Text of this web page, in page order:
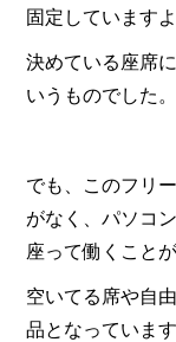
固定していますよ
決めている座席
いうものでした。
でも、このフリ
がなく、パソコ
座って働くこと
空いてる席や自
品となっています